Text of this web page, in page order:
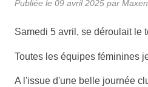
Publiée le 09 avril 2025 par
Samedi 5 avril, se déroulait le
Toutes les équipes féminines
A l'issue d'une belle journée